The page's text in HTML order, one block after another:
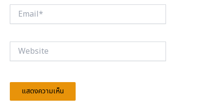
Email*
Website